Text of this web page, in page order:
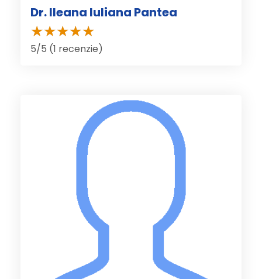
Dr. Ileana Iuliana Pantea
5/5 (1 recenzie)